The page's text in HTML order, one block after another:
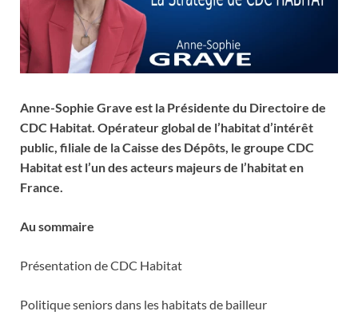
Anne-Sophie Grave est la Présidente du Directoire de
CDC Habitat. Opérateur global de l’habitat d’intérêt
public, filiale de la Caisse des Dépôts, le groupe CDC
Habitat est l’un des acteurs majeurs de l’habitat en
France.
Au sommaire
Présentation de CDC Habitat
Politique seniors dans les habitats de bailleur